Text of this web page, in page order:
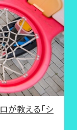
が教える「シ